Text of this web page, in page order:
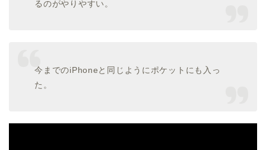
るのがやりやすい。
今までのiPhoneと同じようにポケットにも入っ
た。